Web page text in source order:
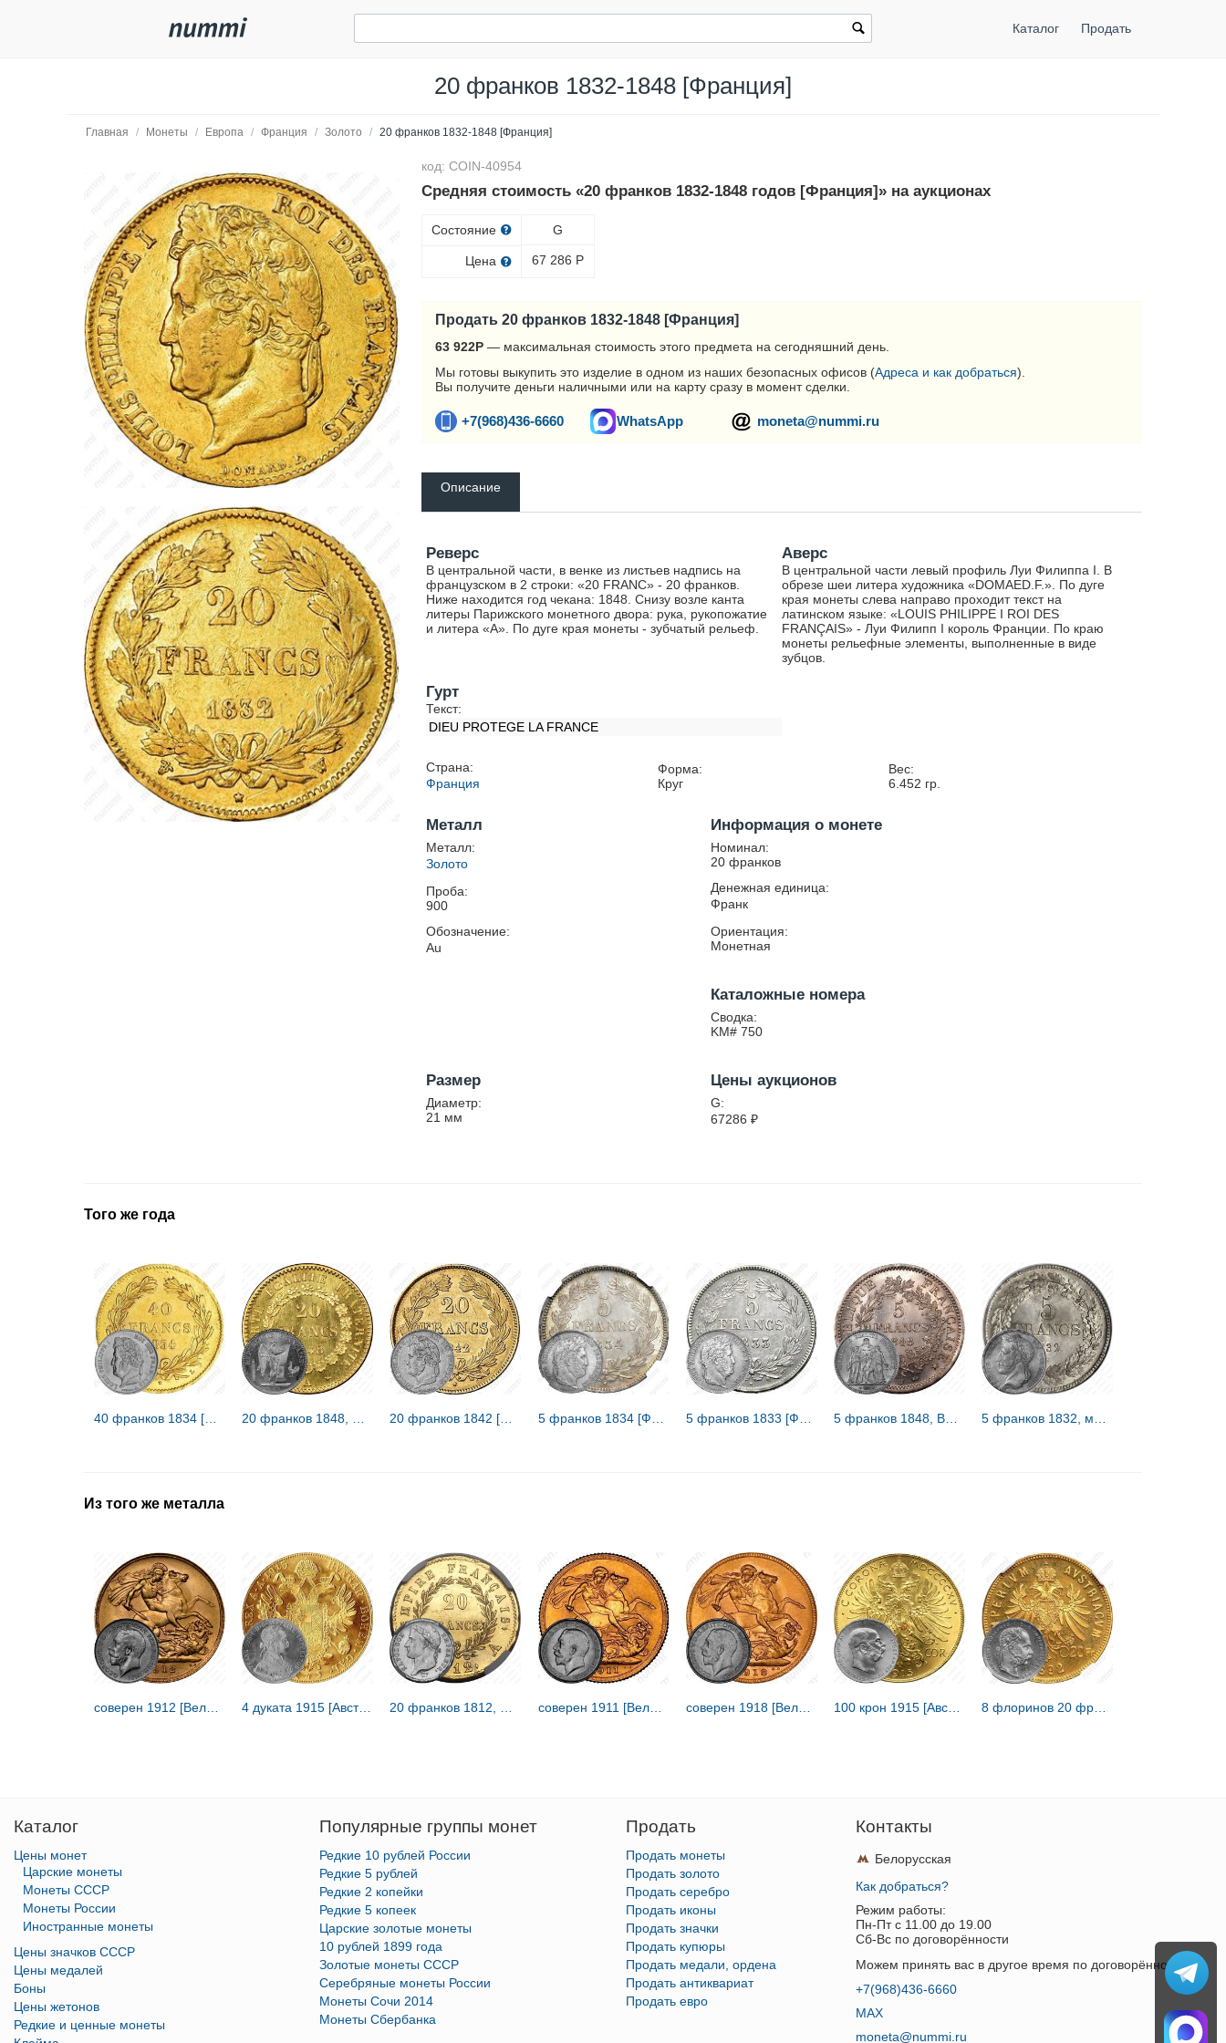
Каталог Продать
20 франков 1832-1848 [Франция]
Главная / Монеты / Европа / Франция / Золото / 20 франков 1832-1848 [Франция]
код: COIN-40954
Средняя стоимость «20 франков 1832-1848 годов [Франция]» на аукционах
Состояние
Цена
G
67 286 Р
Продать 20 франков 1832-1848 [Франция]
63 922Р — максимальная стоимость этого предмета на сегодняшний день.
Мы готовы выкупить это изделие в одном из наших безопасных офисов (Адреса и как добраться).
Вы получите деньги наличными или на карту сразу в момент сделки.
+7(968)436-6660 WhatsApp moneta@nummi.ru
Описание
Реверс
В центральной части, в венке из листьев надпись на
французском в 2 строки: «20 FRANC» - 20 франков.
Ниже находится год чекана: 1848. Снизу возле канта
литеры Парижского монетного двора: рука, рукопожатие
и литера «А». По дуге края монеты - зубчатый рельеф.
Аверс
В центральной части левый профиль Луи Филиппа I. В
обрезе шеи литера художника «DOMAED.F.». По дуге
края монеты слева направо проходит текст на
латинском языке: «LOUIS PHILIPPE I ROI DES
FRANÇAIS» - Луи Филипп I король Франции. По краю
монеты рельефные элементы, выполненные в виде
зубцов.
Гурт
Текст:
DIEU PROTEGE LA FRANCE
Страна:
Франция
Форма:
Круг
Вес:
6.452 гр.
Металл
Металл:
Золото
Проба:
900
Обозначение:
Au
Информация о монете
Номинал:
20 франков
Денежная единица:
Франк
Ориентация:
Монетная
Каталожные номера
Сводка:
KM# 750
Размер
Диаметр:
21 мм
Цены аукционов
G:
67286 ₽
Того же года
Из того же металла
4 дуката 1915 [Австрия / Австро-Венгрия] соверен 1911 [Великобритания] соверен 1918 [Великобритания]
Каталог
Цены монет
Царские монеты
Монеты СССР
Монеты России
Иностранные монеты
Цены значков СССР
Цены медалей
Боны
Цены жетонов
Редкие и ценные монеты
Популярные группы монет
Редкие 10 рублей России
Редкие 5 рублей
Редкие 2 копейки
Редкие 5 копеек
Царские золотые монеты
10 рублей 1899 года
Золотые монеты СССР
Серебряные монеты России
Монеты Сочи 2014
Монеты Сбербанка
Продать
Продать монеты
Продать золото
Продать серебро
Продать иконы
Продать значки
Продать купюры
Продать медали, ордена
Продать антиквариат
Продать евро
Контакты
Белорусская
Как добраться?
Режим работы:
Пн-Пт c 11.00 до 19.00
Сб-Вс по договорённости
Можем принять вас в другое время по договорённости.
+7(968)436-6660
MAX
moneta@nummi.ru